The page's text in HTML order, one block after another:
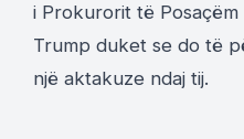
i Prokurorit të
Trump duket se do të
një aktakuze ndaj tij.